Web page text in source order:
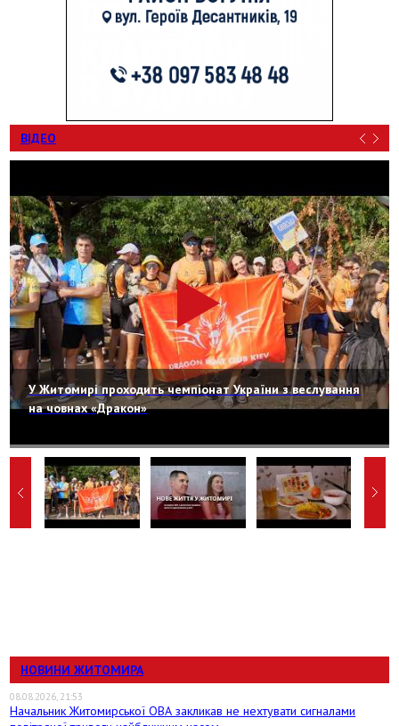
ВІДЕО
У Житомирі проходить чемпіонат України з веслування
на човнах «Дракон»
НОВИНИ ЖИТОМИРА
08.08.2026, 21:53
Начальник Житомирської ОВА закликав не нехтувати сигналами